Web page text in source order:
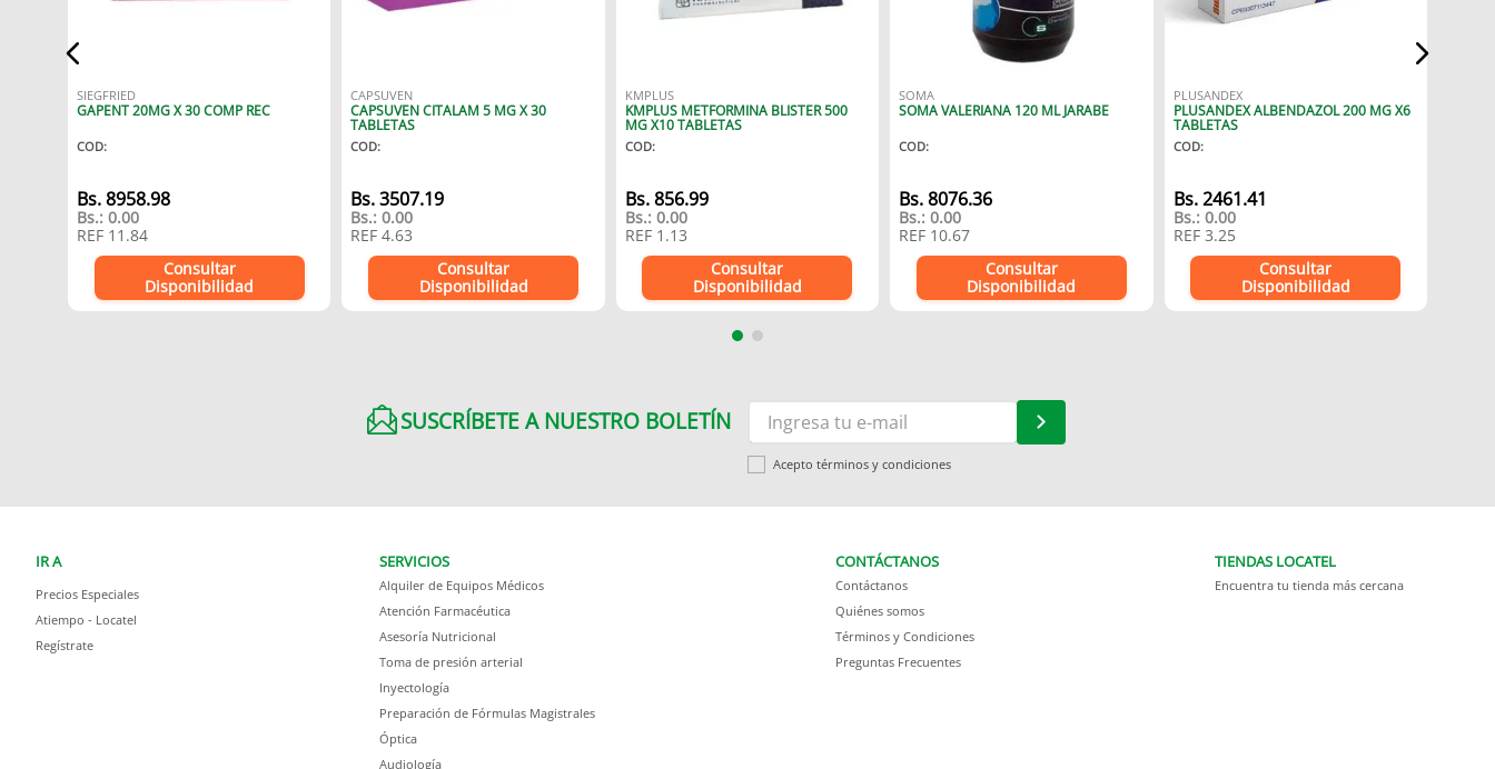
SIEGFRIED
GAPENT 20MG X 30 COMP REC
COD:
Bs.8958.98
Bs.: 0.00
REF 11.84
Consultar
Disponibilidad
CAPSUVEN
CAPSUVEN CITALAM 5 MG X 30
TABLETAS
COD:
Bs.3507.19
Bs.: 0.00
REF4.63
Consultar
Disponibilidad
KMPLUS
KMPLUS METFORMINA BLISTER 500
MG X10 TABLETAS
COD:
Bs.856.99
Bs.: 0.00
REF 1.13
Consultar
Disponibilidad
SOMA
SOMA VALERIANA 120 ML JARABE
COD:
Bs.8076.36
Bs.: 0.00
REF 10.67
Consultar
Disponibilidad
PLUSANDEX
PLUSANDEX ALBENDAZOL 200 MG X6
TABLETAS
COD:
Bs.2461.41
Bs.: 0.00
REF 3.25
Consultar
Disponibilidad
SUSCRÍBETE A NUESTRO BOLETÍN
Acepto términos y condiciones
IR A
Precios Especiales
Atiempo - Locatel
Regístrate
SERVICIOS
Alquiler de Equipos Médicos
Atención Farmacéutica
Asesoría Nutricional
Toma de presión arterial
Inyectología
Preparación de Fórmulas Magistrales
Óptica
Audiología
CONTÁCTANOS
Contáctanos
Quiénes somos
Términos y Condiciones
Preguntas Frecuentes
TIENDAS LOCATEL
Encuentra tu tienda más cercana